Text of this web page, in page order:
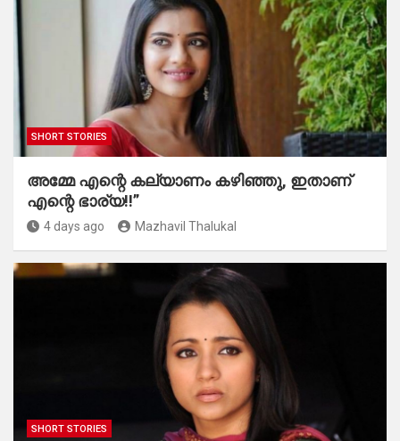
SHORT STORIES
അമ്മേ എന്റെ കല്യാണം കഴിഞ്ഞു, ഇതാണ്
എന്റെ ഭാര്യ!!”
4 days ago Mazhavil Thalukal
SHORT STORIES